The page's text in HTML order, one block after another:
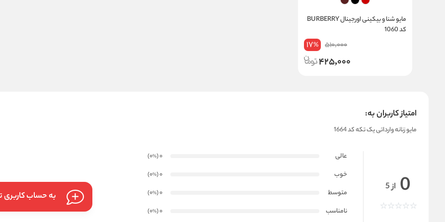
مایو شنا و بیکینی اورجینال BURBERRY
کد 1060
510,000
17%
425,000
امتیاز کاربران به:
مایو زنانه وارداتی یک تکه کد 1664
0 از 5
عالی 0
(0
%
)
خوب
0
(0
%
)
متوسط
0
(0
%
)
نامناسب
0
(0
%
)
به حساب کاربری